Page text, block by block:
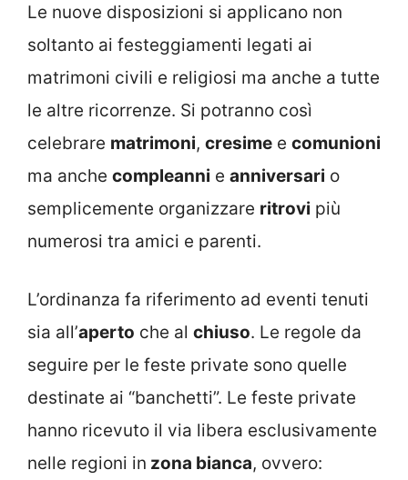
Le nuove disposizioni si applicano non
soltanto ai festeggiamenti legati ai
matrimoni civili e religiosi ma anche a tutte
le altre ricorrenze. Si potranno così
celebrare matrimoni, cresime e comunioni
ma anche compleanni e anniversari o
semplicemente organizzare ritrovi più
numerosi tra amici e parenti.
L’ordinanza fa riferimento ad eventi tenuti
sia all’aperto che al chiuso. Le regole da
seguire per le feste private sono quelle
destinate ai “banchetti”. Le feste private
hanno ricevuto il via libera esclusivamente
nelle regioni in zona bianca, ovvero: